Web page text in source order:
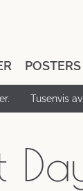
POSTERS
Tusenvis